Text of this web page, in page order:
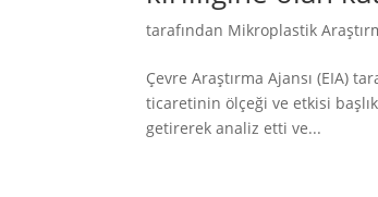
tarafından Mikroplastik
Çevre Araştırma Ajansı (EIA)
ticaretinin ölçeği ve etkisi
getirerek analiz etti ve...